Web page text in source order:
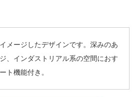
メージしたデザインです。深みのあ
、インダストリアル系の空間におす
ト機能付き。